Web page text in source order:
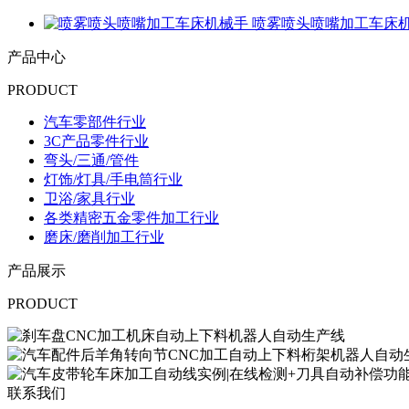
喷雾喷头喷嘴加工车床
产品中心
PRODUCT
汽车零部件行业
3C产品零件行业
弯头/三通/管件
灯饰/灯具/手电筒行业
卫浴/家具行业
各类精密五金零件加工行业
磨床/磨削加工行业
产品展示
PRODUCT
联系我们